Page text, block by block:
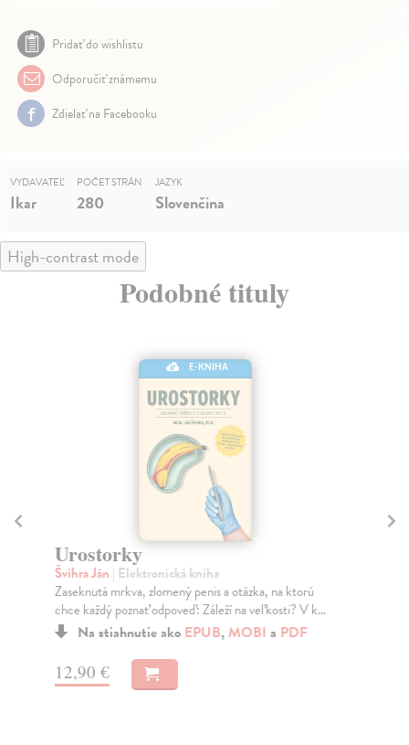
Pridať do wishlistu
Odporučiť známemu
Zdielať na Facebooku
VYDAVATEĽ
Ikar
POČET STRÁN
280
JAZYK
Slovenčina
High-contrast mode
Podobné tituly
E-KNIHA
Urostorky
Švihra Ján | Elektronická kniha
Zaseknutá mrkva, zlomený penis a otázka, na ktorú
chce každý poznať odpoveď: Záleží na veľkosti? V k...
Na stiahnutie ako EPUB,MOBI a PDF
12,90 €